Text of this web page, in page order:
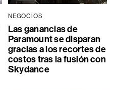
NEGOCIOS
Las ganancias de
Paramount se disparan
gracias a los recortes de
costos tras la fusión con
Skydance